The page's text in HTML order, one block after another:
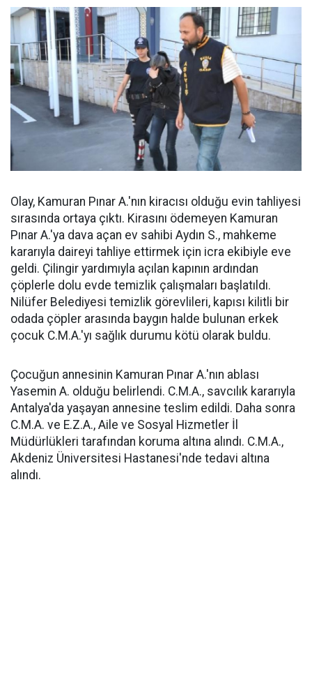
Olay, Kamuran Pınar A.'nın kiracısı olduğu evin tahliyesi
sırasında ortaya çıktı. Kirasını ödemeyen Kamuran
Pınar A.'ya dava açan ev sahibi Aydın S., mahkeme
kararıyla daireyi tahliye ettirmek için icra ekibiyle eve
geldi. Çilingir yardımıyla açılan kapının ardından
çöplerle dolu evde temizlik çalışmaları başlatıldı.
Nilüfer Belediyesi temizlik görevlileri, kapısı kilitli bir
odada çöpler arasında baygın halde bulunan erkek
çocuk C.M.A.'yı sağlık durumu kötü olarak buldu.
Çocuğun annesinin Kamuran Pınar A.'nın ablası
Yasemin A. olduğu belirlendi. C.M.A., savcılık kararıyla
Antalya'da yaşayan annesine teslim edildi. Daha sonra
C.M.A. ve E.Z.A., Aile ve Sosyal Hizmetler İl
Müdürlükleri tarafından koruma altına alındı. C.M.A.,
Akdeniz Üniversitesi Hastanesi'nde tedavi altına
alındı.